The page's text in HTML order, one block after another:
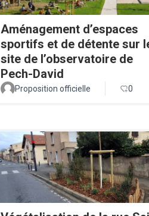
Aménagement d’espaces
sportifs et de détente sur
site de l’observatoire de
Pech-David
Proposition officielle 0